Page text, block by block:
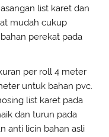
list karet dan
mudah cukup
perekat pada
per roll 4 meter
untuk bahan pvc.
list karet pada
dan turun pada
anti licin bahan asli